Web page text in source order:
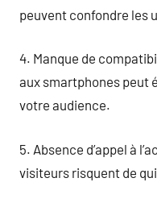
peuvent confondre les
4. Manque de
aux smartphones peut
votre audience.
5. Absence d’appel à
visiteurs risquent de